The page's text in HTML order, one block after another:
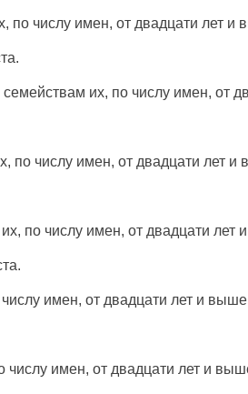
по числу имен, от двадцати лети
.
семействам их, по числу имен, от
по числу имен, от двадцати лети
их, по числу имен, от двадцати лети
.
числу имен, от двадцати лети выше
числу имен, от двадцати лети